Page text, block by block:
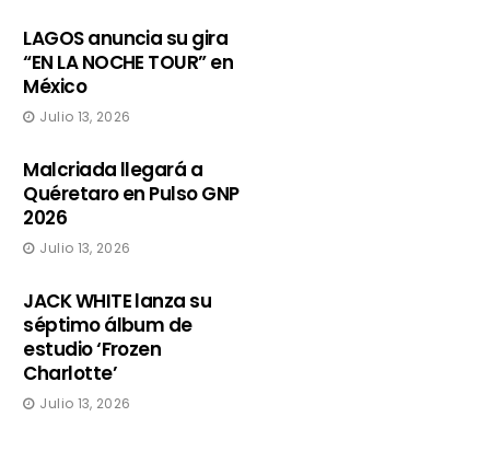
LAGOS anuncia su gira
“EN LA NOCHE TOUR” en
México
Julio 13, 2026
Malcriada llegará a
Quéretaro en Pulso GNP
2026
Julio 13, 2026
JACK WHITE lanza su
séptimo álbum de
estudio ‘Frozen
Charlotte’
Julio 13, 2026